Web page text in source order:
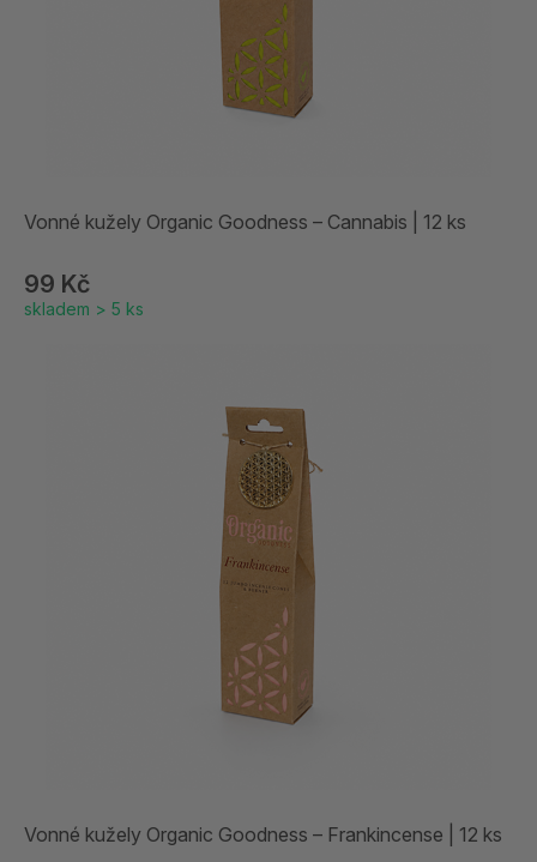
Vonné kužely Organic Goodness – Cannabis | 12 ks
99 Kč
skladem > 5 ks
Vonné kužely Organic Goodness – Frankincense | 12 ks